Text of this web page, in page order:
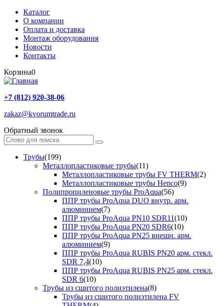
Каталог
О компании
Оплата и доставка
Монтаж оборудования
Новости
Контакты
Корзина0
+7 (812) 920-38-06
zakaz@kvorumtrade.ru
Обратный звонок
Трубы(199)
Металлопластиковые трубы(11)
Металлопластиковые трубы FV THERM(2)
Металлопластиковые трубы Henco(9)
Полипропиленовые трубы ProAqua(56)
ППР трубы ProAqua DUO внутр. арм.
алюминием(7)
ППР трубы ProAqua PN10 SDR11(10)
ППР трубы ProAqua PN20 SDR6(10)
ППР трубы ProAqua PN25 внешн. арм.
алюминием(9)
ППР трубы ProAqua RUBIS PN20 арм. стекл.
SDR 7,4(10)
ППР трубы ProAqua RUBIS PN25 арм. стекл.
SDR 6(10)
Трубы из сшитого полиэтилена(8)
Трубы из сшитого полиэтилена FV